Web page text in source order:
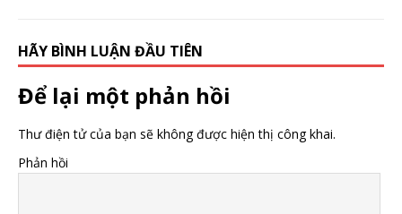
HÃY BÌNH LUẬN ĐẦU TIÊN
Để lại một phản hồi
Thư điện tử của bạn sẽ không được hiện thị công khai.
Phản hồi